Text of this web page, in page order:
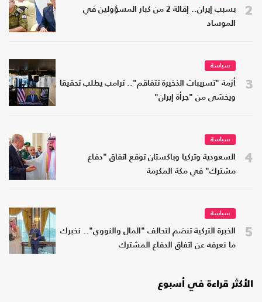
2
بسبب إيران.. إقالة 2 من كبار المسؤولين في
الموساد
3
سياسة
أزمة "تسريبات الذخيرة تتفاقم".. ترامب يطلب تحقيقا
ويخشى من "جرأة إيران"
4
سياسة
السعودية وتركيا وباكستان توقع اتفاق "دفاع
مشترك" في مكة المكرمة
5
سياسة
الخبرة التركية تنضم لتحالف "المال والنووي".. نخبرك
ما نعرفه عن اتفاق الدفاع المشترك
الأكثر قراءة في أسبوع